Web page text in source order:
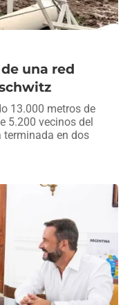
una red
13.000 metros de
5.200 vecinos del
terminada en dos